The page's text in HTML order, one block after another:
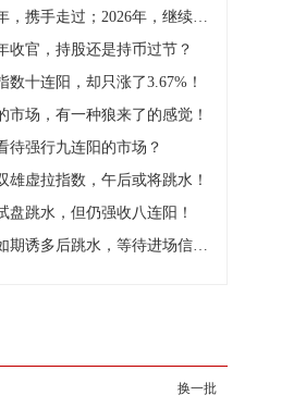
高抛低吸理论》的实战结合，深受投
携手走过；2026年，继续加油！
收官，持股还是持币过节？
数十连阳，却只涨了3.67%！
市场，有一种狼来了的感觉！
待强行九连阳的市场？
雄虚拉指数，午后或将跳水！
盘跳水，但仍强收八连阳！
多后跳水，等待进场信号出现！
换一批